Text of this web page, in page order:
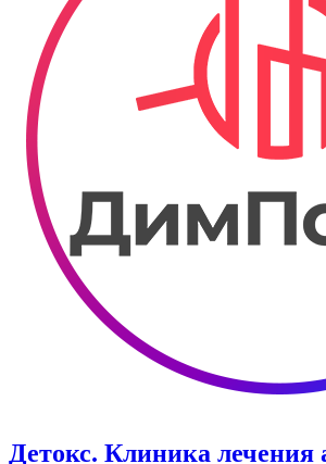
Детокс. Клиника лечения